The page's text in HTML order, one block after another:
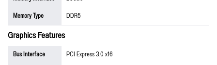
Memory Type
DDR5
Graphics Features
Bus Interface
PCI Express 3.0 x16